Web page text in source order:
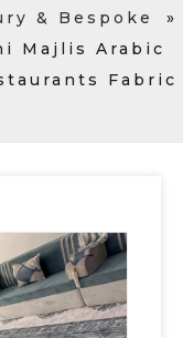
& Bespoke
»
Majlis Arabic
Fabric